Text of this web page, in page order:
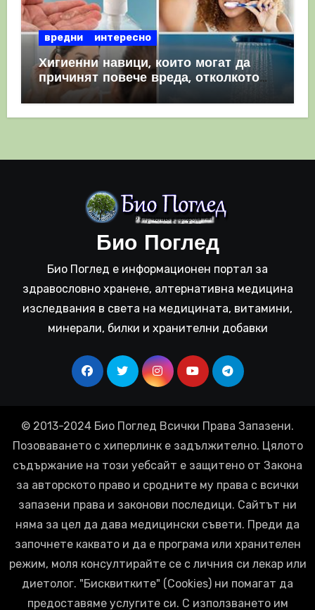
вредни интересно
Хигиенни навици, които могат да
причинят повече вреда, отколкото
полза
Био Поглед
Био Поглед е информационен портал за
здравословно хранене, алтернативна медицина
изследвания в света на медицината, витамини,
минерали, билки и хранителни добавки
© 2013-2024 Био Поглед Всички Права Запазени.
Позоваването с хиперлинк е задължително. Цялото
съдържание на този уебсайт е защитено от Закона
за авторското право и сродните му права с всички
запазени права и законови последици. Сайтът ни
няма за цел да дава медицински съвети. Преди да
започнете каквато и да е програма или хранителен
режим, моля консултирайте се с личния си лекар или
диетолог. "Бисквитките" (Cookies) ни помагат да
предоставяме услугите си. С използването им